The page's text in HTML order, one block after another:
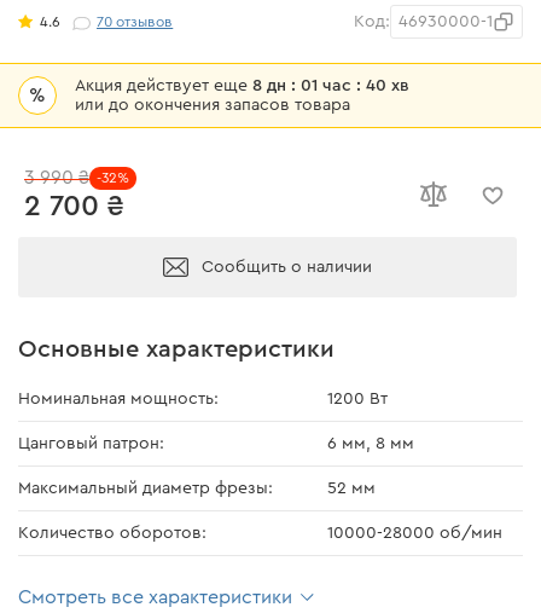
4.6 70отзывов Код: 46930000-1
% Акция действует еще8 дн : 01 час : 40 хв
или до окончения запасов товара
2 700 ₴
3 990 ₴ -32%
Сообщить о наличии
Основные характеристики
Номинальная мощность: 1200 Вт
Цанговый патрон: 6 мм, 8 мм
Максимальный диаметр фрезы: 52 мм
Количество оборотов: 10000-28000 об/мин
Смотреть все характеристики